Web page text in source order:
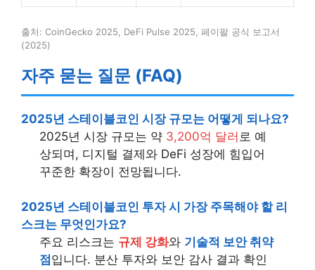
출처: CoinGecko 2025, DeFi Pulse 2025, 페이팔 공식 보고서
(2025)
자주 묻는 질문 (FAQ)
2025년 스테이블코인 시장 규모는 어떻게 되나요?
2025년 시장 규모는 약 3,200억 달러 로 예
상되며, 디지털 결제와 DeFi 성장에 힘입어
꾸준한 확장이 전망됩니다.
2025년 스테이블코인 투자 시 가장 주목해야 할 리
스크는 무엇인가요?
주요 리스크는 규제 강화와 기술적 보안 취약
점입니다. 분산 투자와 보안 감사 결과 확인